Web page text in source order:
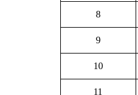
8
9
10
11